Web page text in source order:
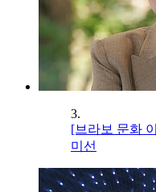
3.
[브라보 문화
미선